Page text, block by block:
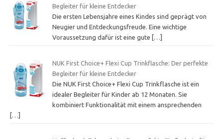
Begleiter für kleine Entdecker
Die ersten Lebensjahre eines Kindes sind geprägt von
Neugier und Entdeckungsfreude. Eine wichtige
Voraussetzung dafür ist eine gute
[…]
NUK First Choice+ Flexi Cup Trinkflasche: Der perfekte
Begleiter für kleine Entdecker
Die NUK First Choice+ Flexi Cup Trinkflasche ist ein
idealer Begleiter für Kinder ab 12 Monaten. Sie
kombiniert Funktionalität mit einem ansprechenden
[…]